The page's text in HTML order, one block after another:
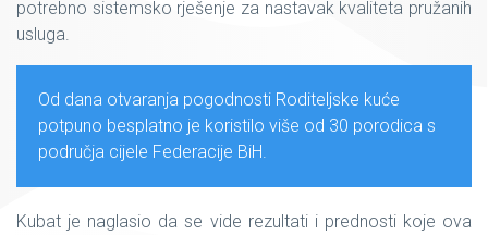
potrebno sistemsko rješenje za nastavak kvaliteta pružanih
usluga.
Od dana otvaranja pogodnosti Roditeljske kuće
potpuno besplatno je koristilo više od 30 porodica s
područja cijele Federacije BiH.
Kubat je naglasio da se vide rezultati i prednosti koje ova